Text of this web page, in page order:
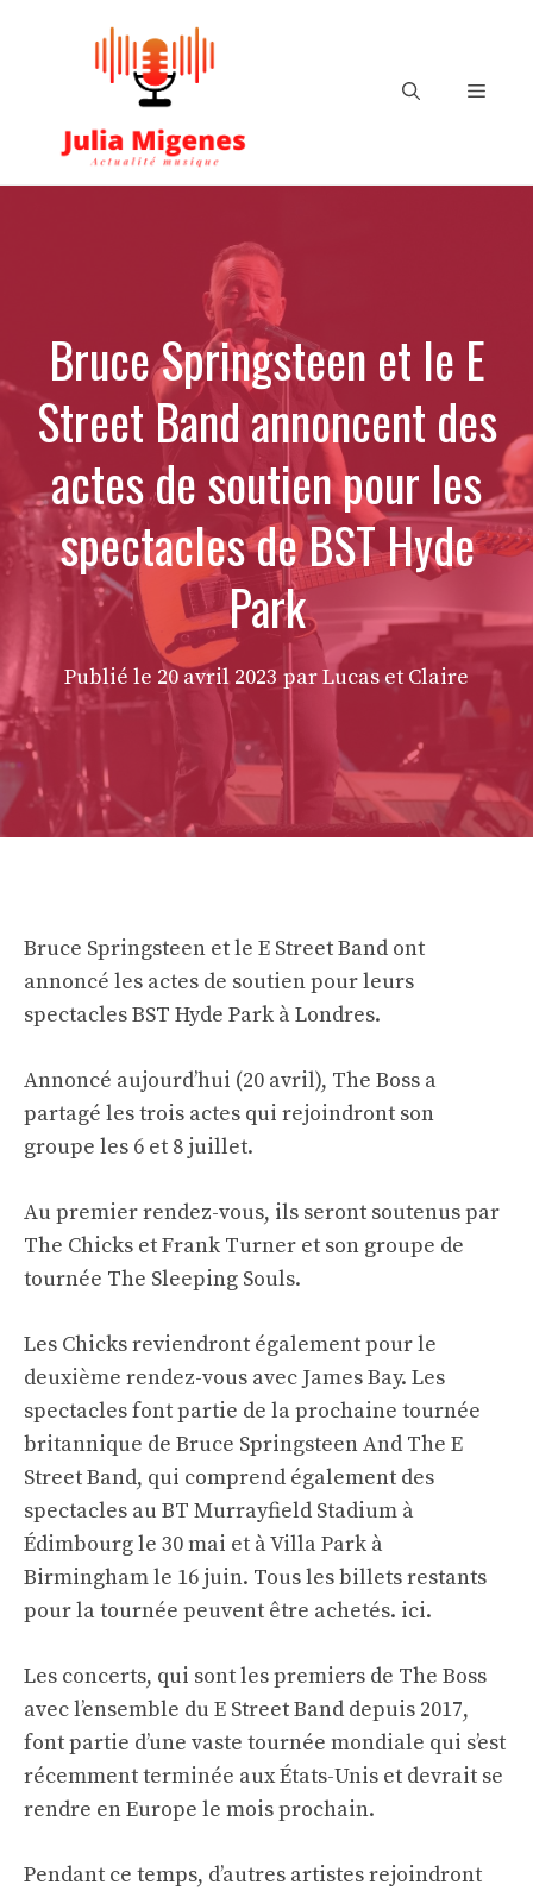
Menu
Bruce Springsteen et le E
Street Band annoncent des
actes de soutien pour les
spectacles de BST Hyde
Park
Publié le 20 avril 2023 par Lucas et Claire
Bruce Springsteen et le E Street Band ont
annoncé les actes de soutien pour leurs
spectacles BST Hyde Park à Londres.
Annoncé aujourd’hui (20 avril), The Boss a
partagé les trois actes qui rejoindront son
groupe les 6 et 8 juillet.
Au premier rendez-vous, ils seront soutenus par
The Chicks et Frank Turner et son groupe de
tournée The Sleeping Souls.
Les Chicks reviendront également pour le
deuxième rendez-vous avec James Bay. Les
spectacles font partie de la prochaine tournée
britannique de Bruce Springsteen And The E
Street Band, qui comprend également des
spectacles au BT Murrayfield Stadium à
Édimbourg le 30 mai et à Villa Park à
Birmingham le 16 juin. Tous les billets restants
pour la tournée peuvent être achetés. ici.
Les concerts, qui sont les premiers de The Boss
avec l’ensemble du E Street Band depuis 2017,
font partie d’une vaste tournée mondiale qui s’est
récemment terminée aux États-Unis et devrait se
rendre en Europe le mois prochain.
Pendant ce temps, d’autres artistes rejoindront